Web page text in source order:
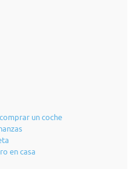
un coche
en casa